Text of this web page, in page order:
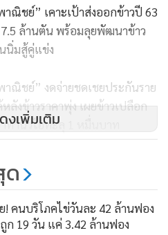
ยอย่างใกล้ชิดตลอดเวลา
ยกสมาคมผู้ส่งออกข้าวไทย กล่าว
อกข้าว 7.5 ล้านตัน โดยแบ่งการ
รมาสแรกควรจะส่งออกได้ 1.8
น เพราะช่วงแรกเวียดนามขาย
ต้นปี แต่พอมีปัญหาโควิด-19
ร์ใหม่ ส่วนไตรมาส 2 คาดว่าจะ
าส 3 ที่ 2 ล้านตน และไตรมาส 4
ตัน ซึ่งตัวเลขจริงอาจจะขยับขึ้น
าดแคลนข้าว เพราะผลผลิตข้าวมี
าณิชย์” เคาะเป้าส่งออกข้าวปี 63
ล้านตัน พร้อมลุยพัฒนาข้าว
นิ่มสู้คู่แข่ง
าณิชย์” งดจ่ายชดเชยประกันราย
ลังข้าวราคาพุ่ง เผยข้าวเปลือก
าทำนิวไฮทะลุ 1 หมื่นบาท
ตันแล้ว “จุรินทร์” สั่งจับตาข้าว
ง การส่งออก รับมือโควิด-19
งเพิ่มเติม
ด
! คนบริโภคไข่วันละ 42 ล้านฟอง
ก 19 วัน แค่ 3.42 ล้านฟอง